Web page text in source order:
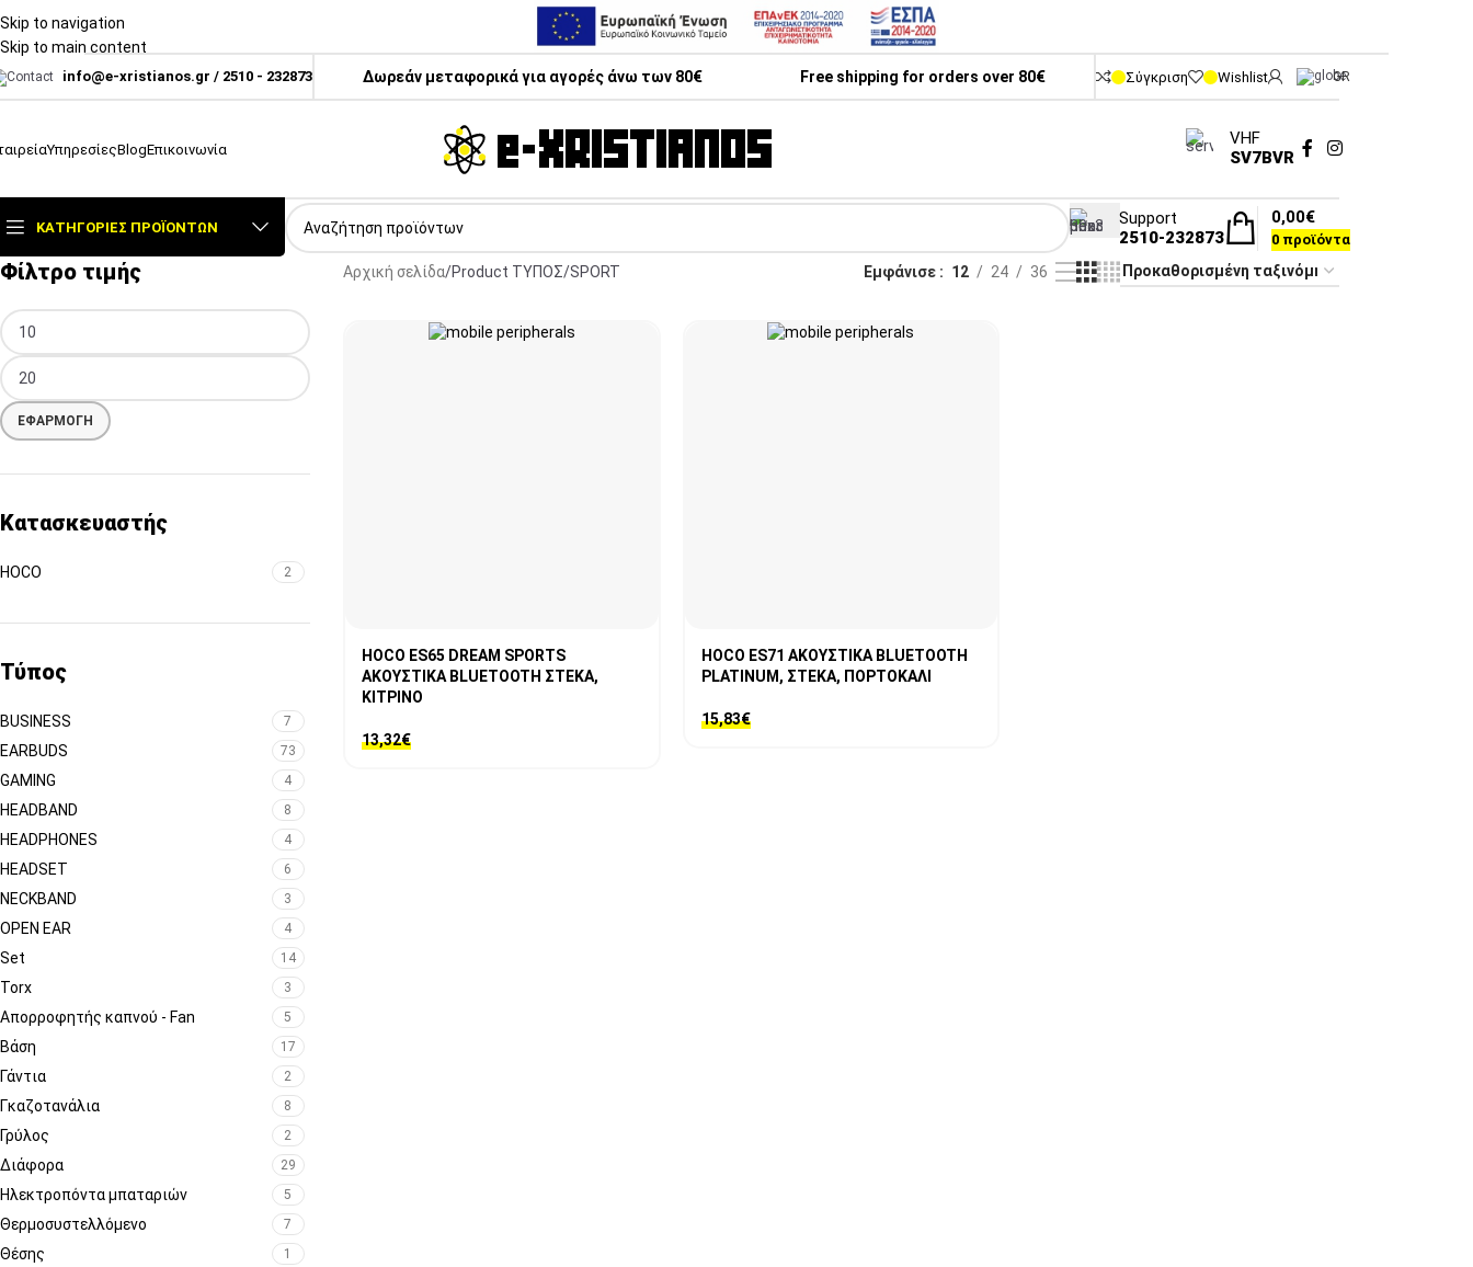
Skip to navigation
Skip to main content
info@e-xristianos.gr / 2510 - 232873 Δωρεάν μεταφορικά για αγορές άνω των 80€ Free shipping for orders over 80€ Σύγκριση Wishlist GR
ΥπηρεσίεςBlogΕπικοινωνία
VHF
SV7BVR
ΚΑΤΗΓΟΡΊΕΣ ΠΡΟΪΌΝΤΩΝ
Support
2510-232873
0 προϊόντα
0,00€
Φίλτρο τιμής
ΕΦΑΡΜΟΓΉ
Κατασκευαστής
HOCO 2
Τύπος
BUSINESS 7
EARBUDS 73
GAMING 4
HEADBAND 8
HEADPHONES 4
HEADSET 6
NECKBAND 3
OPEN EAR 4
Set 14
Torx 3
Απορροφητής καπνού - Fan 5
Βάση 17
Γάντια 2
Γκαζοτανάλια 8
Γρύλος 2
Διάφορα 29
Ηλεκτροπόντα μπαταριών 5
Θερμοσυστελλόμενο 7
Θέσης 1
Αρχική σελίδα Product ΤΥΠΟΣ SPORT Εμφάνισε 12 24 36
HOCO ES65 DREAM SPORTS
ΑΚΟΥΣΤΙΚΑ BLUETOOTH ΣΤΕΚΑ,
ΚΙΤΡΙΝΟ
13,32€
HOCO ES71 ΑΚΟΥΣΤΙΚΑ BLUETOOTH
PLATINUM, ΣΤΕΚΑ, ΠΟΡΤΟΚΑΛΙ
15,83€